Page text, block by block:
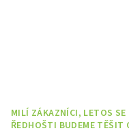
MILÍ ZÁKAZNÍCI, LETOS SE
ŘEDHOŠTI BUDEME TĚŠIT